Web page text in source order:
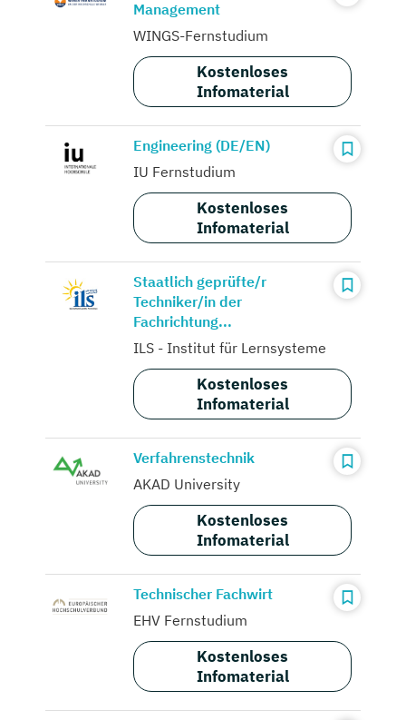
Management
WINGS-Fernstudium
Kostenloses
Infomaterial
Engineering (DE/EN)
IU Fernstudium
Kostenloses
Infomaterial
Staatlich geprüfte/r
Techniker/in der
Fachrichtung...
ILS - Institut für Lernsysteme
Kostenloses
Infomaterial
Verfahrenstechnik
AKAD University
Kostenloses
Infomaterial
Technischer Fachwirt
EHV Fernstudium
Kostenloses
Infomaterial